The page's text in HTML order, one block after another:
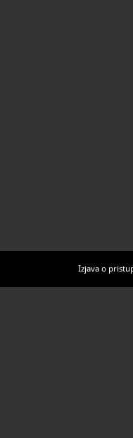
Izjava o